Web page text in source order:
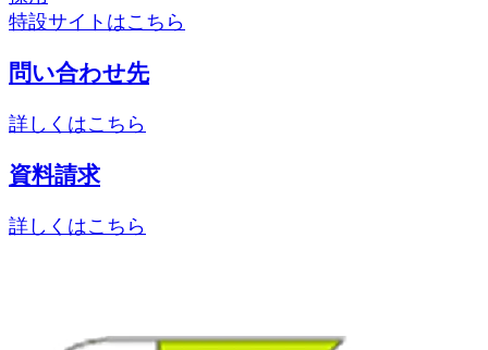
特設サイトはこちら
問い合わせ先
詳しくはこちら
資料請求
詳しくはこちら